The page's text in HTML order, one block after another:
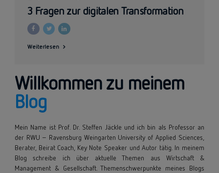
3 Fragen zur digitalen Transformation
Weiterlesen
Willkommen zu meinem
Blog
Mein Name ist Prof. Dr. Steffen Jäckle und ich bin als Professor an
der RWU – Ravensburg Weingarten University of Applied Sciences,
Berater, Beirat Coach, Key Note Speaker undAutor tätig. In meinem
Blog schreibe ich über aktuelle Themen aus Wirtschaft &
Management & Gesellschaft. Themenschwerpunkte meines Blogs